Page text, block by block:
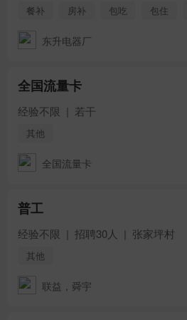
餐补 房补 包吃 包住
东升电器厂
全国流量卡
经验不限 | 若干
其他
全国流量卡
普工
经验不限 | 招聘30人 | 张家坪村
其他
联益，舜宇